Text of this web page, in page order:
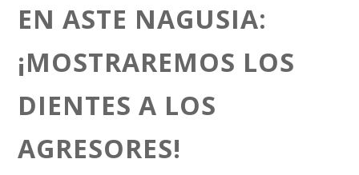
EN ASTE NAGUSIA:
¡MOSTRAREMOS LOS
DIENTES A LOS
AGRESORES!